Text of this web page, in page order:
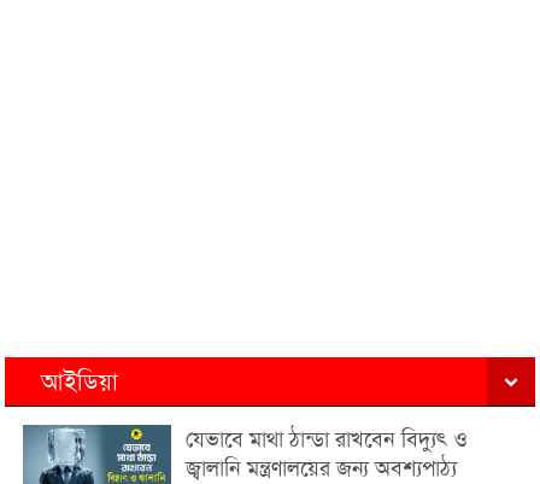
আইডিয়া
যেভাবে মাথা ঠান্ডা রাখবেন বিদ্যুৎ ও
জ্বালানি মন্ত্রণালয়ের জন্য অবশ্যপাঠ্য